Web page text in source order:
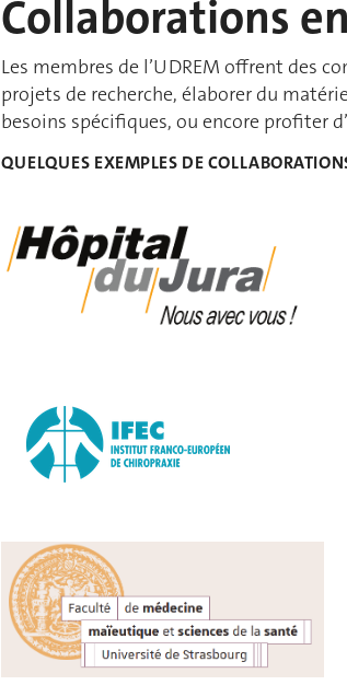
Collaborations
Les membres de l’UDREM offrent des
projets de recherche, élaborer du
besoins spécifiques, ou encore profiter d’
QUELQUES EXEMPLES DE